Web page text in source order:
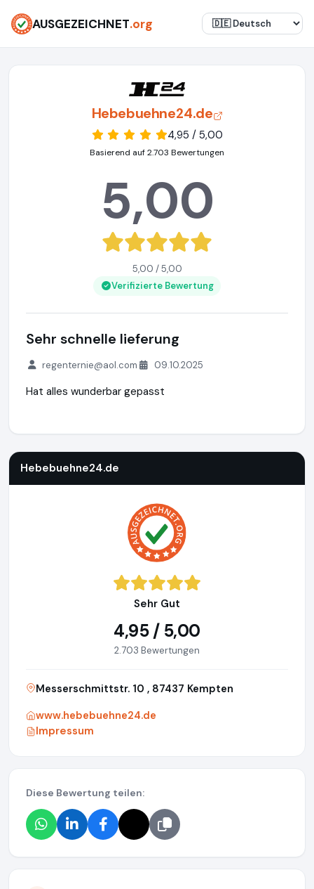
AUSGEZEICHNET.org
Hebebuehne24.de
4,95 / 5,00
Basierend auf 2.703 Bewertungen
5,00
5,00 / 5,00
Verifizierte Bewertung
Sehr schnelle lieferung
regenternie@aol.com 09.10.2025
Hat alles wunderbar gepasst
Hebebuehne24.de
Sehr Gut
4,95 / 5,00
2.703 Bewertungen
Messerschmittstr. 10 , 87437 Kempten
www.hebebuehne24.de
Impressum
Diese Bewertung teilen: